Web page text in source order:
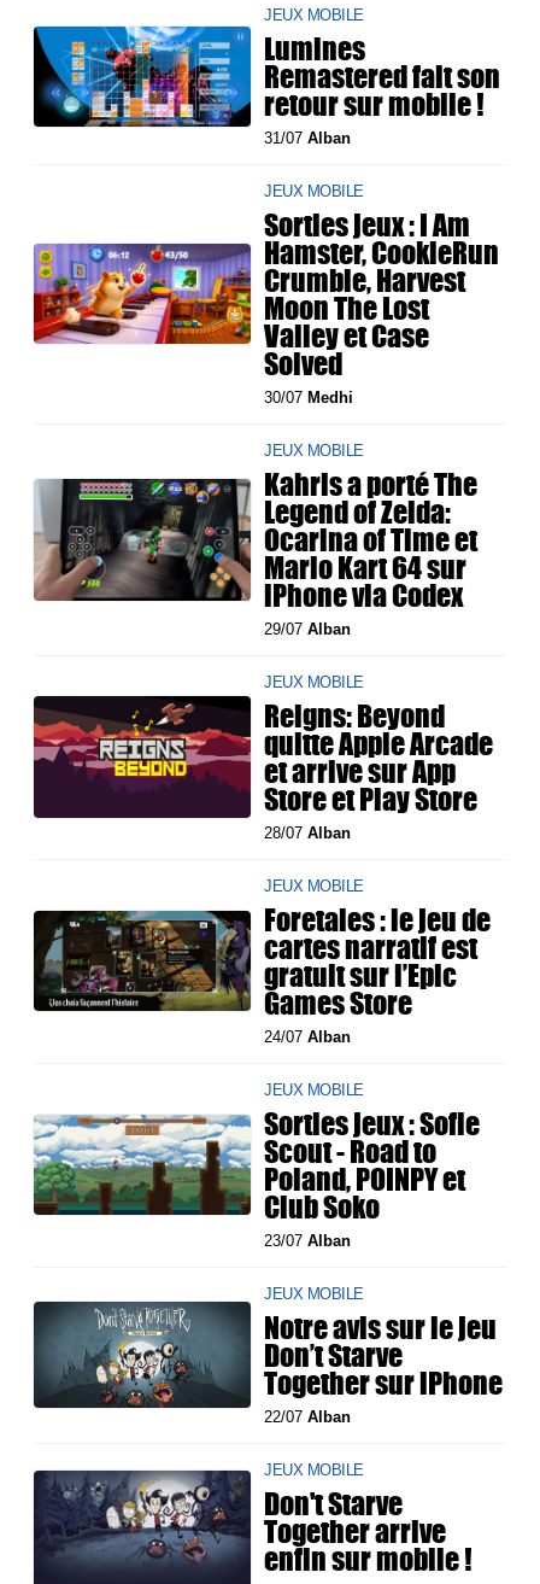
JEUX MOBILE
Lumines
Remastered fait son
retour sur mobile !
31/07Alban
JEUX MOBILE
Sorties jeux : I Am
Hamster, CookieRun
Crumble, Harvest
Moon The Lost
Valley et Case
Solved
30/07 Medhi
JEUX MOBILE
Kahris a porté The
Legend of Zelda:
Ocarina of Time et
Mario Kart 64 sur
iPhone via Codex
29/07Alban
JEUX MOBILE
Reigns: Beyond
quitte Apple Arcade
et arrive sur App
Store et Play Store
28/07Alban
JEUX MOBILE
Foretales : le jeu de
cartes narratif est
gratuit sur l’Epic
Games Store
24/07Alban
JEUX MOBILE
Sorties jeux : Sofie
Scout - Road to
Poland, POINPY et
Club Soko
23/07Alban
JEUX MOBILE
Notre avis sur le jeu
Don’t Starve
Together sur iPhone
22/07Alban
JEUX MOBILE
Don't Starve
Together arrive
enfin sur mobile !